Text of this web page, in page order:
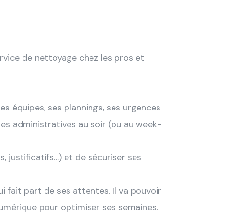
de nettoyage chez les pros et
équipes, ses plannings, ses urgences
administratives au soir (ou au week-
justificatifs…) et de sécuriser ses
fait part de ses attentes. Il va pouvoir
pour optimiser ses semaines.